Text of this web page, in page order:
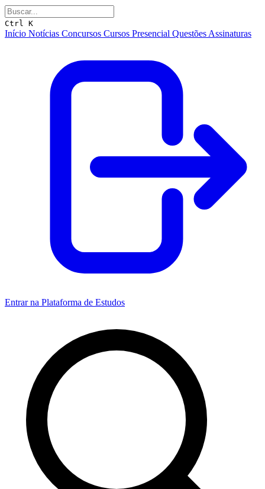
Ctrl K
Início Notícias Concursos Cursos Presencial Questões Assinaturas
Entrar na Plataforma de Estudos